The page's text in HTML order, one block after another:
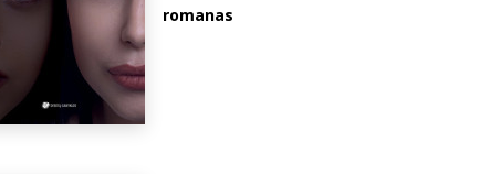
romanas